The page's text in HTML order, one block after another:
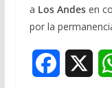
a Los Andesen
por la